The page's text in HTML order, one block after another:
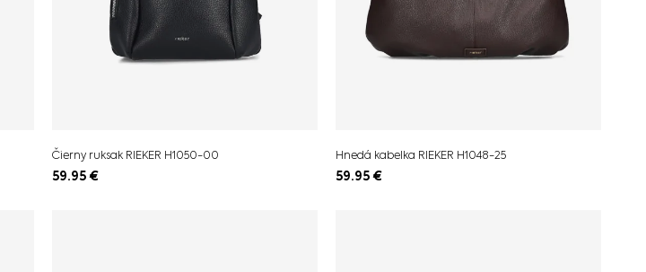
Čierny ruksak RIEKER H1050-00
59.95€
Hnedá kabelka RIEKER H1048-25
59.95€